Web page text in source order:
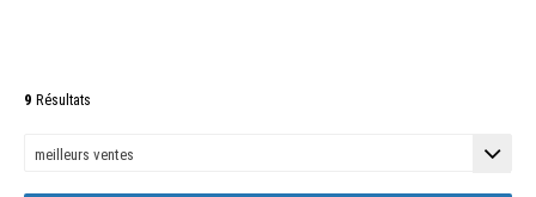
9 Résultats